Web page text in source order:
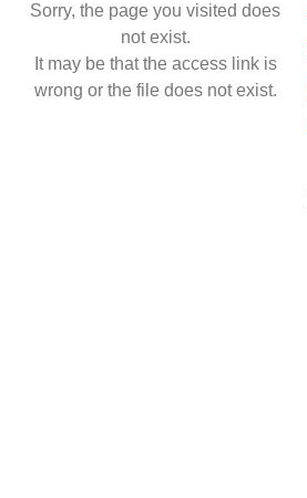
Sorry, the page you visited does
not exist.
It may be that the access link is
wrong or the file does not exist.